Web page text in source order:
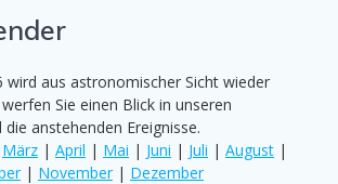
wird aus astronomischer Sicht wieder
Sie einen Blick in unseren
die anstehenden Ereignisse.
März | April | Mai | Juni | Juli | August |
| November | Dezember